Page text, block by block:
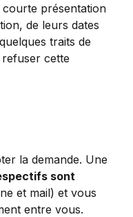
présentation
de leurs dates
traits de
cette
la demande. Une
sont
et mail) et vous
entre vous.